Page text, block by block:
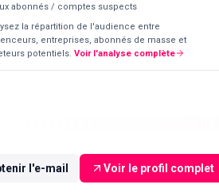
abonnés / comptes suspects
la répartition de l'audience entre
entreprises, abonnés de masse et
potentiels. Voir l'analyse complète
l'e-mail Voir le profil complet